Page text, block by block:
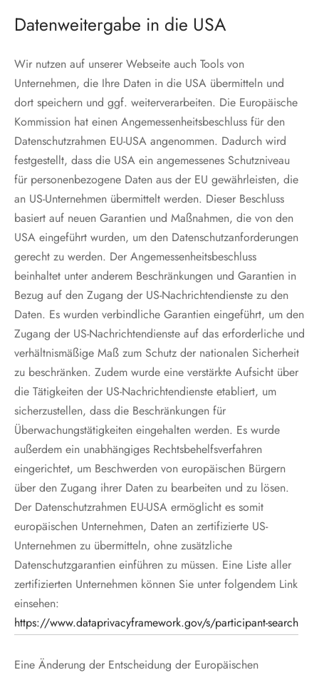
Datenweitergabe in die USA
Wir nutzen auf unserer Webseite auch Tools von
Unternehmen, die Ihre Daten in die USA übermitteln und
dort speichern und ggf. weiterverarbeiten. Die Europäische
Kommission hat einen Angemessenheitsbeschluss für den
Datenschutzrahmen EU-USA angenommen. Dadurch wird
festgestellt, dass die USA ein angemessenes Schutzniveau
für personenbezogene Daten aus der EU gewährleisten, die
an US-Unternehmen übermittelt werden. Dieser Beschluss
basiert auf neuen Garantien und Maßnahmen, die von den
USA eingeführt wurden, um den Datenschutzanforderungen
gerecht zu werden. Der Angemessenheitsbeschluss
beinhaltet unter anderem Beschränkungen und Garantien in
Bezug auf den Zugang der US-Nachrichtendienste zu den
Daten. Es wurden verbindliche Garantien eingeführt, um den
Zugang der US-Nachrichtendienste auf das erforderliche und
verhältnismäßige Maß zum Schutz der nationalen Sicherheit
zu beschränken. Zudem wurde eine verstärkte Aufsicht über
die Tätigkeiten der US-Nachrichtendienste etabliert, um
sicherzustellen, dass die Beschränkungen für
Überwachungstätigkeiten eingehalten werden. Es wurde
außerdem ein unabhängiges Rechtsbehelfsverfahren
eingerichtet, um Beschwerden von europäischen Bürgern
über den Zugang ihrer Daten zu bearbeiten und zu lösen.
Der Datenschutzrahmen EU-USA ermöglicht es somit
europäischen Unternehmen, Daten an zertifizierte US-
Unternehmen zu übermitteln, ohne zusätzliche
Datenschutzgarantien einführen zu müssen. Eine Liste aller
zertifizierten Unternehmen können Sie unter folgendem Link
einsehen:
https://www.dataprivacyframework.gov/s/participant-search
Eine Änderung der Entscheidung der Europäischen